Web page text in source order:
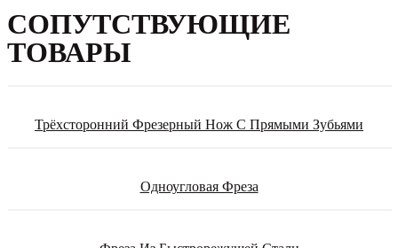
СОПУТСТВУЮЩИЕ
ТОВАРЫ
Трёхсторонний Фрезерный Нож С Прямыми Зубьями
Одноугловая Фреза